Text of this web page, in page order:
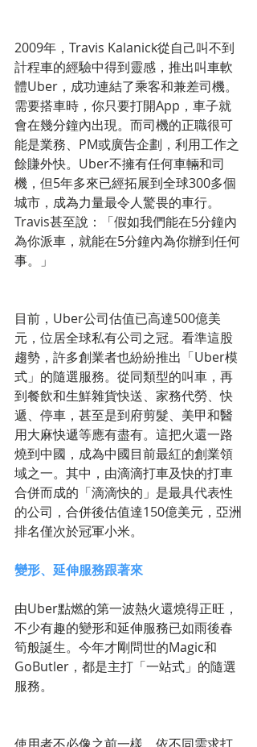
2009年，Travis Kalanick從自己叫不到
計程車的經驗中得到靈感，推出叫車軟
體Uber，成功連結了乘客和兼差司機。
需要搭車時，你只要打開App，車子就
會在幾分鐘內出現。而司機的正職很可
能是業務、PM或廣告企劃，利用工作之
餘賺外快。Uber不擁有任何車輛和司
機，但5年多來已經拓展到全球300多個
城市，成為力量最令人驚畏的車行。
Travis甚至說：「假如我們能在5分鐘內
為你派車，就能在5分鐘內為你辦到任何
事。」
目前，Uber公司估值已高達500億美
元，位居全球私有公司之冠。看準這股
趨勢，許多創業者也紛紛推出「Uber模
式」的隨選服務。從同類型的叫車，再
到餐飲和生鮮雜貨快送、家務代勞、快
遞、停車，甚至是到府剪髮、美甲和醫
用大麻快遞等應有盡有。這把火還一路
燒到中國，成為中國目前最紅的創業領
域之一。其中，由滴滴打車及快的打車
合併而成的「滴滴快的」是最具代表性
的公司，合併後估值達150億美元，亞洲
排名僅次於冠軍小米。
變形、延伸服務跟著來
由Uber點燃的第一波熱火還燒得正旺，
不少有趣的變形和延伸服務已如雨後春
筍般誕生。今年才剛問世的Magic和
GoButler，都是主打「一站式」的隨選
服務。